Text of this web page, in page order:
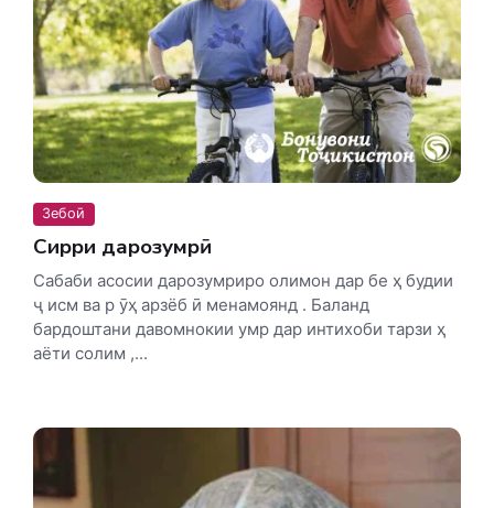
Зебоӣ
Сирри дарозумрӣ
Сабаби асосии дарозумриро олимон дар бе ҳ будии
ҷ исм ва р ӯҳ арзёб ӣ менамоянд . Баланд
бардоштани давомнокии умр дар интихоби тарзи ҳ
аёти солим ,...